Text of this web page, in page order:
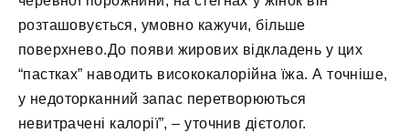
розташовується, умовно кажучи, більше
поверхнево.До появи жирових відкладень у цих
“пастках” наводить висококалорійна їжа. А точніше,
у недоторканний запас перетворюються
невитрачені калорії”, – уточнив дієтолог.